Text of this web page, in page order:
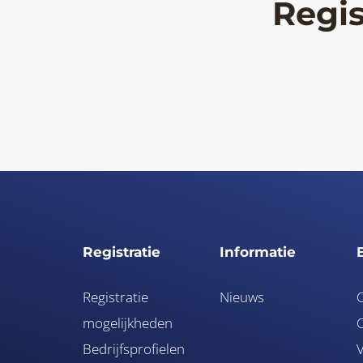
Registratie
Registratie
mogelijkheden
Bedrijfsprofielen
Informatie
Nieuws